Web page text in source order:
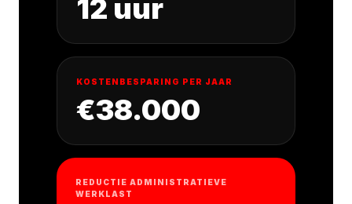
12 uur
KOSTENBESPARING PER JAAR
€38.000
REDUCTIE ADMINISTRATIEVE
WERKLAST